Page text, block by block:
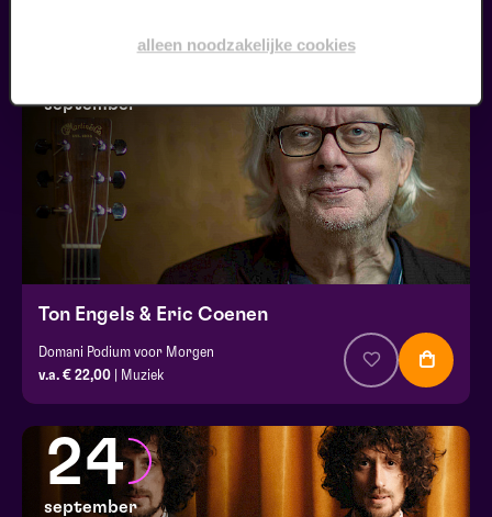
alleen noodzakelijke cookies
september
Ton Engels & Eric Coenen
Domani Podium voor Morgen
v.a. € 22,00 | Muziek
24
september